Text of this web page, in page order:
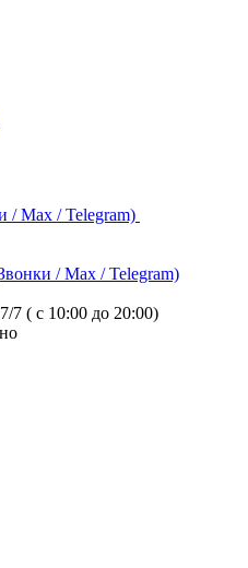
/ Max / Telegram)
/ Max / Telegram)
7 ( с 10:00 до 20:00)